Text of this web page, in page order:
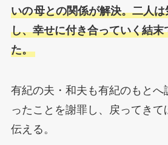
いの母との関係が解決。二人
し、幸せに付き合っていく結末
た。
有紀の夫・和夫も有紀のもとへ
ったことを謝罪し、戻ってきて
伝える。